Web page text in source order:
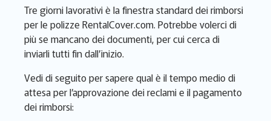
Tre giorni lavorativi è la finestra standard dei rimborsi
per le polizze RentalCover.com. Potrebbe volerci di
più se mancano dei documenti, per cui cerca di
inviarli tutti fin dall’inizio.
Vedi di seguito per sapere qual è il tempo medio di
attesa per l’approvazione dei reclami e il pagamento
dei rimborsi: